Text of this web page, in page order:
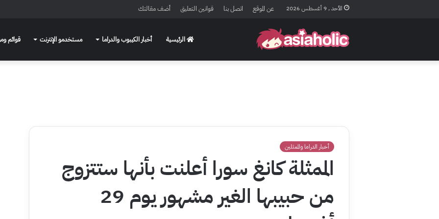
الأحد , 9 أغسطس 2026 عن الموقع اتصل بنا قوانين التعليق أضف مقالتك
الرئيسية أخبار الكيبوب والدراما مستخدمو الإنترنت قوائم
أخبار الدراما والممثلين
الممثلة كانغ سورا أعلنت بأنها ستتزوج
من حبيبها الغير مشهور يوم 29